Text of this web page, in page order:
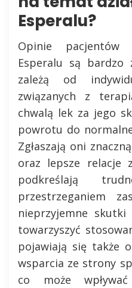
Esperalu?
Opinie pacjentów
Esperalu są bardzo
zależą od
związanych z
chwalą lek za jego
powrotu do
Zgłaszają oni
oraz lepsze relacje
podkreślają
przestrzeganiem
nieprzyjemne
towarzyszyć
pojawiają się także
wsparcia ze strony
co może